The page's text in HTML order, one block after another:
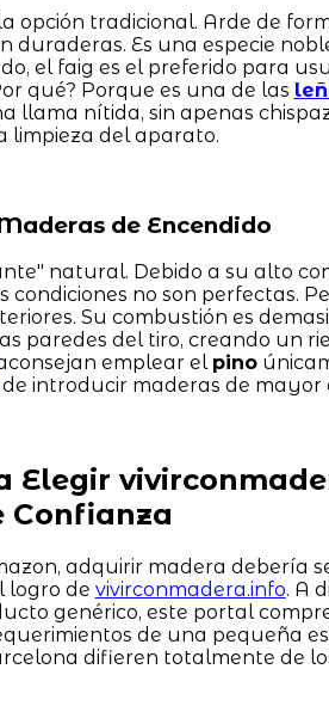
opción tradicional. Arde de
duraderas. Es una especie
el faig es el preferido para
qué? Porque es una de las
llama nítida, sin apenas
limpieza del aparato.
de Encendido
natural. Debido a su alto
condiciones no son perfectas.
Su combustión es
paredes del tiro, creando un
emplear el pino
introducir maderas de mayor
Elegir
Confianza
adquirir madera debería
logro de vivirconmadera.info. A
genérico, este portal
de una pequeña
difieren totalmente de